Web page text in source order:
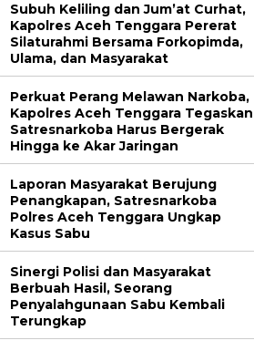
Subuh Keliling dan Jum’at Curhat,
Kapolres Aceh Tenggara Pererat
Silaturahmi Bersama Forkopimda,
Ulama, dan Masyarakat
Perkuat Perang Melawan Narkoba,
Kapolres Aceh Tenggara Tegaskan
Satresnarkoba Harus Bergerak
Hingga ke Akar Jaringan
Laporan Masyarakat Berujung
Penangkapan, Satresnarkoba
Polres Aceh Tenggara Ungkap
Kasus Sabu
Sinergi Polisi dan Masyarakat
Berbuah Hasil, Seorang
Penyalahgunaan Sabu Kembali
Terungkap